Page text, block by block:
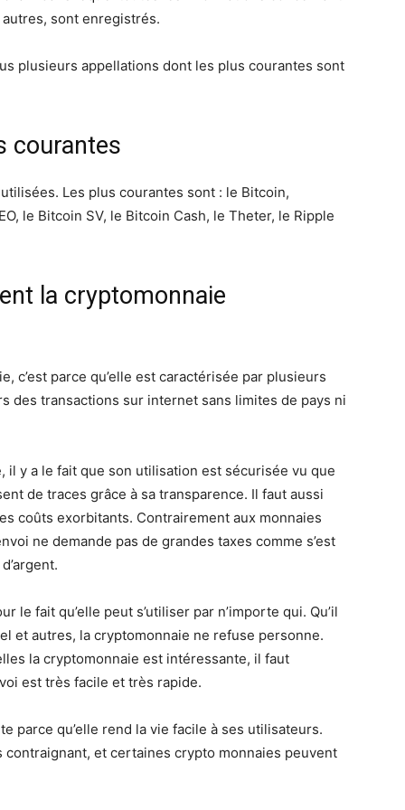
sont enregistrés.
plusieurs appellations dont les plus courantes sont
courantes
Les plus courantes sont : le Bitcoin,
le Bitcoin SV, le Bitcoin Cash, le Theter, le Ripple
la cryptomonnaie
c’est parce qu’elle est caractérisée par plusieurs
des transactions sur internet sans limites de pays ni
il y a le fait que son utilisation est sécurisée vu que
de traces grâce à sa transparence. Il faut aussi
coûts exorbitants. Contrairement aux monnaies
ne demande pas de grandes taxes comme s’est
le fait qu’elle peut s’utiliser par n’importe qui. Qu’il
et autres, la cryptomonnaie ne refuse personne.
la cryptomonnaie est intéressante, il faut
est très facile et très rapide.
parce qu’elle rend la vie facile à ses utilisateurs.
contraignant, et certaines crypto monnaies peuvent